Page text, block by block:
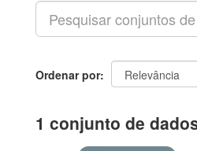
Ordenar por
1 conjunto de